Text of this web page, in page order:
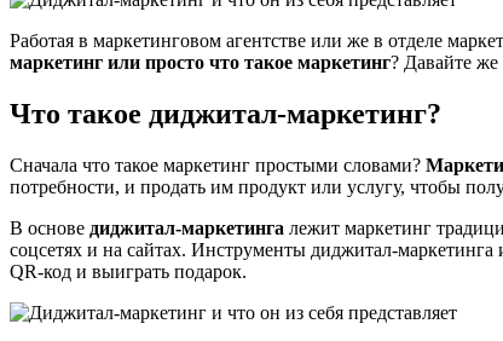
Работая в маркетинговом агентстве или же в отделе
маркетинг или просто что такое маркетинг? Давайте же
Что такое диджитал-маркетинг?
Сначала что такое маркетинг простыми словами?
потребности, и продать им продукт или услугу, чтобы
В основе диджитал-маркетинга лежит маркетинг
соцсетях и на сайтах. Инструменты диджитал-маркетинга
QR-код и выиграть подарок.